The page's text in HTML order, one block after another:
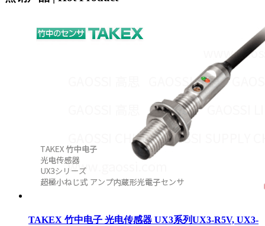
TAKEX 竹中电子 光电传感器 UX3系列UX3-R5V, UX3-